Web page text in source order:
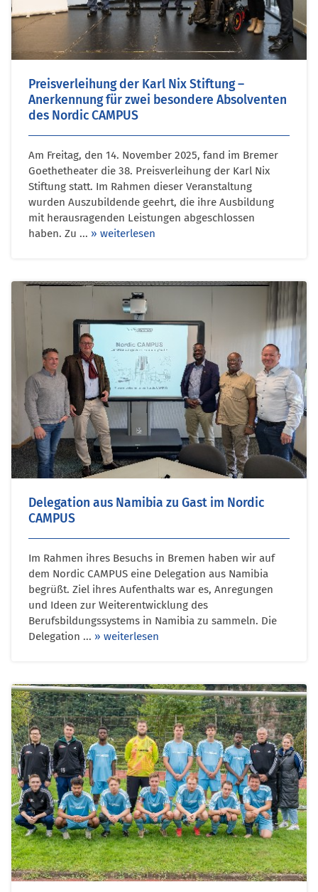
Preisverleihung der Karl Nix Stiftung –
Anerkennung für zwei besondere Absolventen
des Nordic CAMPUS
Am Freitag, den 14. November 2025, fand im Bremer
Goethetheater die 38. Preisverleihung der Karl Nix
Stiftung statt. Im Rahmen dieser Veranstaltung
wurden Auszubildende geehrt, die ihre Ausbildung
mit herausragenden Leistungen abgeschlossen
haben. Zu ... » weiterlesen
Delegation aus Namibia zu Gast im Nordic
CAMPUS
Im Rahmen ihres Besuchs in Bremen haben wir auf
dem Nordic CAMPUS eine Delegation aus Namibia
begrüßt. Ziel ihres Aufenthalts war es, Anregungen
und Ideen zur Weiterentwicklung des
Berufsbildungssystems in Namibia zu sammeln. Die
Delegation ... » weiterlesen